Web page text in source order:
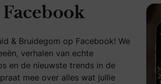
& Bruidegom op Facebook! We
verhalen van echte
en de nieuwste trends in de
mee over alles wat jullie